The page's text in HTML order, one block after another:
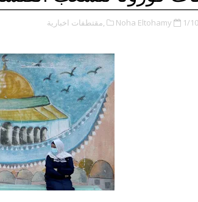
Noha Eltohamy 1/ ,مقتطفات اخبارية